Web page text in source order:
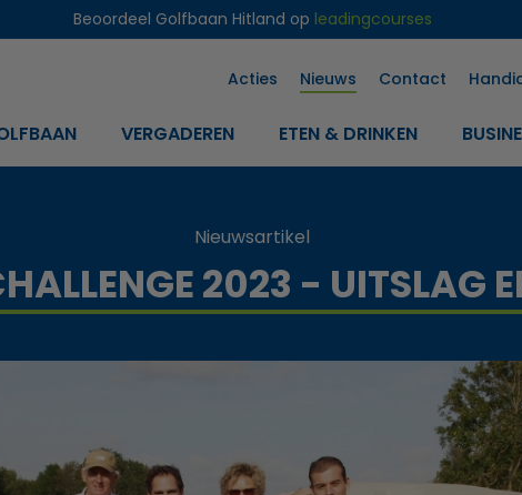
Beoordeel Golfbaan Hitland op leadingcourses
Acties Nieuws Contact
VERGADEREN ETEN & DRINKEN
Nieuwsartikel
2023 - UITSLAG